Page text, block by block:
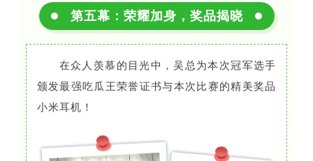
第五幕：荣耀加身，奖品揭晓
在众人羡慕的目光中，吴总为本次冠军选手
颁发最强吃瓜王荣誉证书与本次比赛的精美奖品
小米耳机！